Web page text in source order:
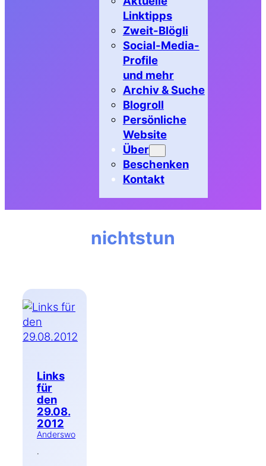
Linktipps
Zweit-Blögli
Social-Media-
Profile
und mehr
Archiv & Suche
Blogroll
Persönliche
Website
Über
Beschenken
Kontakt
nichtstun
Links
für
den
29.08.
2012
Anderswo
·